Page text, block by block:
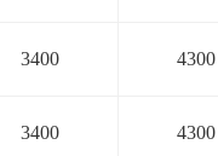
3400 4300
3400 4300